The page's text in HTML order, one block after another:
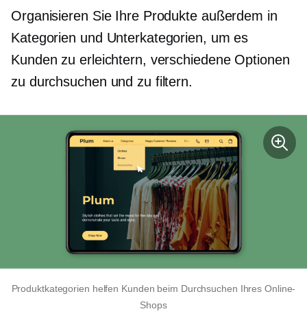
Organisieren Sie Ihre Produkte außerdem in
Kategorien und Unterkategorien, um es
Kunden zu erleichtern, verschiedene Optionen
zu durchsuchen und zu filtern.
Produktkategorien helfen Kunden beim Durchsuchen Ihres Online-
Shops